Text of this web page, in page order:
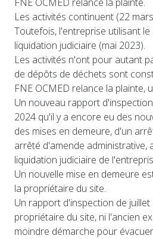
Les activités continuent (22
Toutefois, l'entreprise utilisant
liquidation judiciaire (mai 2023).
Les activités n'ont pour autant
de dépôts de déchets sont
FNE OCMED relance la plainte,
Un nouveau rapport
2024 qu'il y a encore eu des
des mises en demeure, d'un
arrêté d'amende administrative,
liquidation judiciaire de
Un nouvelle mise en demeure
la propriétaire du site.
Un rapport d'inspection de
propriétaire du site, ni l'ancien
moindre démarche pour